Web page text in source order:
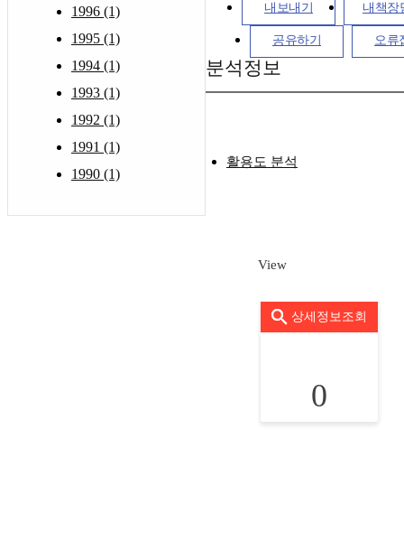
1996 (1)
1995 (1)
1994 (1)
1993 (1)
1992 (1)
1991 (1)
1990 (1)
내보내기 내책장
공유하기 오류
분석정보
활용도 분석
View
상세정보조회
0